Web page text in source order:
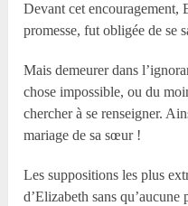
Devant cet encouragement,
promesse, fut obligée de se
Mais demeurer dans
chose impossible, ou du
chercher à se renseigner.
mariage de sa sœur !
Les suppositions les plus
d’Elizabeth sans